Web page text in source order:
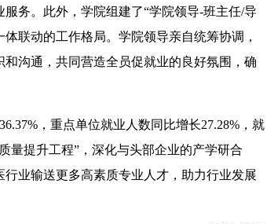
务。此外，学院组建了“学院领导-班主任/导
联动的工作格局。学院领导亲自统筹协调，
沟通，共同营造全员促就业的良好氛围，确
，重点单位就业人数同比增长27.28%，就
量提升工程”，深化与头部企业的产学研合
业输送更多高素质专业人才，助力行业发展